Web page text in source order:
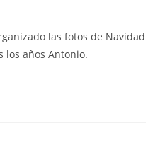
las fotos de Navidad
los años Antonio.